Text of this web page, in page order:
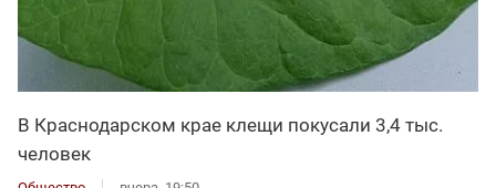
В Краснодарском крае клещи покусали 3,4 тыс.
человек